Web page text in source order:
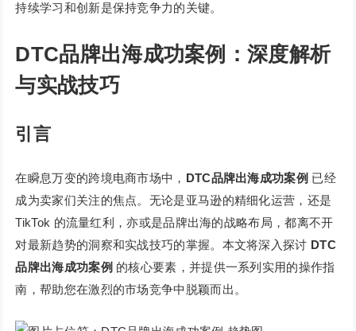
持续学习和创新是保持竞争力的关键。
DTC品牌出海成功案例：深度解析
与实战技巧
引言
在瞬息万变的跨境电商市场中， DTC品牌出海成功案例 已经
成为卖家们关注的焦点。无论是亚马逊的精细化运营，还是
TikTok 的流量红利，亦或是品牌出海的战略布局，都离不开
对最新趋势的洞察和实战技巧的掌握。本文将深入探讨 DTC
品牌出海成功案例 的核心要素，并提供一系列实用的操作指
南，帮助您在激烈的市场竞争中脱颖而出。